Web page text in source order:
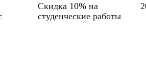
Скидка 10% на
студенческие работы